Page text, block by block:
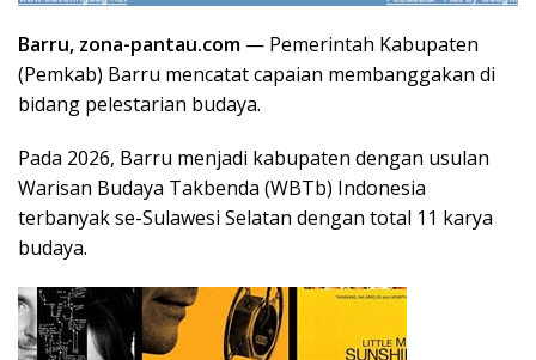
Barru, zona-pantau.com — Pemerintah Kabupaten
(Pemkab) Barru mencatat capaian membanggakan di
bidang pelestarian budaya.
Pada 2026, Barru menjadi kabupaten dengan usulan
Warisan Budaya Takbenda (WBTb) Indonesia
terbanyak se-Sulawesi Selatan dengan total 11 karya
budaya.